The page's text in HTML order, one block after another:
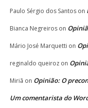
Paulo Sérgio dos Santos on
Bianca Negreiros on
Mário José Marquetti on
reginaldo queiroz on
Miriã on Opinião: O
Um comentarista do